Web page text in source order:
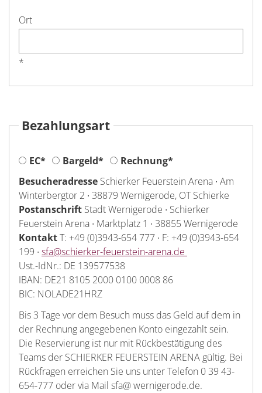
Ort
*
Bezahlungsart
EC* Bargeld* Rechnung*
Besucheradresse Schierker Feuerstein Arena ∙ Am
Winterbergtor 2 ∙ 38879 Wernigerode, OT Schierke
Postanschrift Stadt Wernigerode ∙ Schierker
Feuerstein Arena ∙ Marktplatz 1 ∙ 38855 Wernigerode
KontaktT: +49 (0)3943-654 777 ∙ F: +49 (0)3943-654
199 ∙ sfa@schierker-feuerstein-arena.de
Ust.-IdNr.: DE 139577538
IBAN: DE21 8105 2000 0100 0008 86
BIC: NOLADE21HRZ
Bis 3 Tage vor dem Besuch muss das Geld auf dem in
der Rechnung angegebenen Konto eingezahlt sein.
Die Reservierung ist nur mit Rückbestätigung des
Teams der SCHIERKER FEUERSTEIN ARENA gültig. Bei
Rückfragen erreichen Sie uns unter Telefon 0 39 43-
654-777 oder via Mail sfa@ wernigerode.de.